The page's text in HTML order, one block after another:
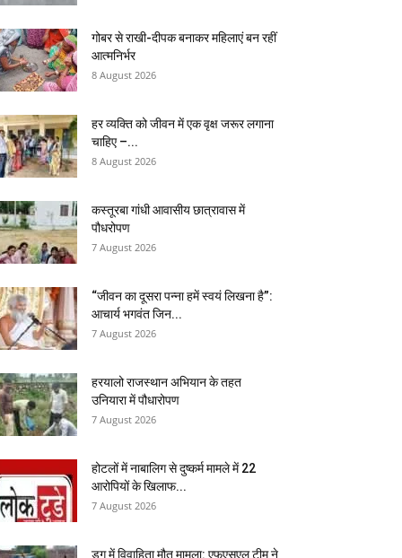
गोबर से राखी-दीपक बनाकर महिलाएं बन रहीं
आत्मनिर्भर
8 August 2026
हर व्यक्ति को जीवन में एक वृक्ष जरूर लगाना
चाहिए –...
8 August 2026
कस्तूरबा गांधी आवासीय छात्रावास में
पौधरोपण
7 August 2026
“जीवन का दूसरा पन्ना हमें स्वयं लिखना है”:
आचार्य भगवंत जिन...
7 August 2026
हरयालो राजस्थान अभियान के तहत
उनियारा में पौधारोपण
7 August 2026
होटलों में नाबालिग से दुष्कर्म मामले में 22
आरोपियों के खिलाफ...
7 August 2026
डग में विवाहिता मौत मामला: एफएसएल टीम ने